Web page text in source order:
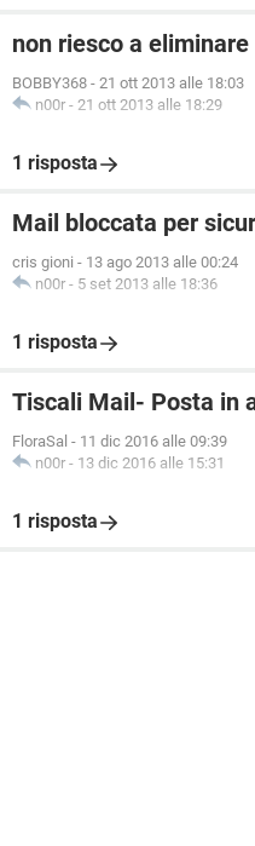
non riesco a
BOBBY368 - 21 ott 2013 alle 18:03
n00r - 21 ott 2013 alle 18:29
1 risposta
Mail bloccata per
cris gioni - 13 ago 2013 alle 00:24
n00r - 5 set 2013 alle 18:36
1 risposta
Tiscali Mail- Posta in
FloraSal - 11 dic 2016 alle 09:39
n00r - 13 dic 2016 alle 15:31
1 risposta